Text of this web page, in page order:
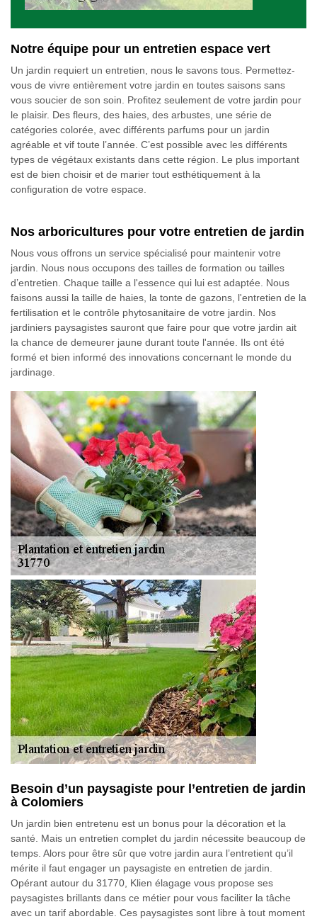
Notre équipe pour un entretien espace vert
Un jardin requiert un entretien, nous le savons tous. Permettez-
vous de vivre entièrement votre jardin en toutes saisons sans
vous soucier de son soin. Profitez seulement de votre jardin pour
le plaisir. Des fleurs, des haies, des arbustes, une série de
catégories colorée, avec différents parfums pour un jardin
agréable et vif toute l’année. C’est possible avec les différents
types de végétaux existants dans cette région. Le plus important
est de bien choisir et de marier tout esthétiquement à la
configuration de votre espace.
Nos arboricultures pour votre entretien de jardin
Nous vous offrons un service spécialisé pour maintenir votre
jardin. Nous nous occupons des tailles de formation ou tailles
d’entretien. Chaque taille a l'essence qui lui est adaptée. Nous
faisons aussi la taille de haies, la tonte de gazons, l'entretien de la
fertilisation et le contrôle phytosanitaire de votre jardin. Nos
jardiniers paysagistes sauront que faire pour que votre jardin ait
la chance de demeurer jaune durant toute l'année. Ils ont été
formé et bien informé des innovations concernant le monde du
jardinage.
Besoin d’un paysagiste pour l’entretien de jardin
à Colomiers
Un jardin bien entretenu est un bonus pour la décoration et la
santé. Mais un entretien complet du jardin nécessite beaucoup de
temps. Alors pour être sûr que votre jardin aura l’entretient qu’il
mérite il faut engager un paysagiste en entretien de jardin.
Opérant autour du 31770, Klien élagage vous propose ses
paysagistes brillants dans ce métier pour vous faciliter la tâche
avec un tarif abordable. Ces paysagistes sont libre à tout moment